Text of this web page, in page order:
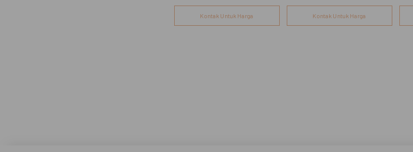
Kontak Untuk Harga Kontak Untuk Harga